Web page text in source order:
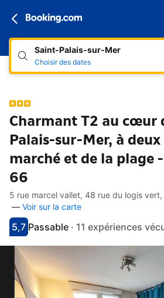
Saint-Palais-sur-Mer
Choisir des dates
Charmant T2 au cœur
Palais-sur-Mer, à deux
marché et de la plage
66
Accès rapides
Aller à la description
Aller aux équipements
Aller aux hébergements
Aller aux conditions
5 rue marcel vallet, 48 rue du logis
— Voir sur la carte
Avec une note de 5.7
5,7
bon Passable · 11 expériences